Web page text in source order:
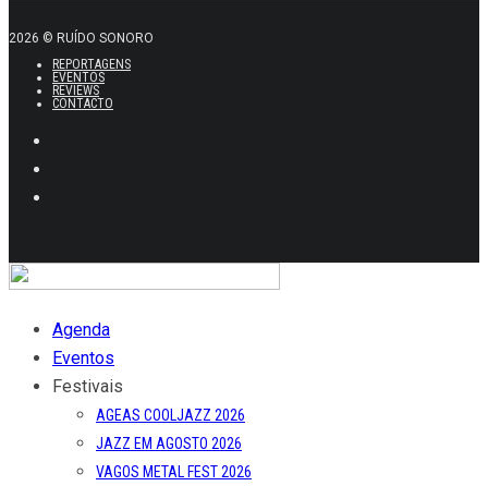
2026 © RUÍDO SONORO
REPORTAGENS
EVENTOS
REVIEWS
CONTACTO
Agenda
Eventos
Festivais
AGEAS COOLJAZZ 2026
JAZZ EM AGOSTO 2026
VAGOS METAL FEST 2026